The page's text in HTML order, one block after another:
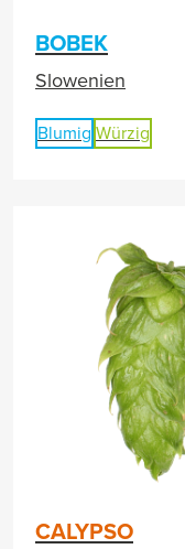
BOBEK
Slowenien
Blumig Würzig
CALYPSO